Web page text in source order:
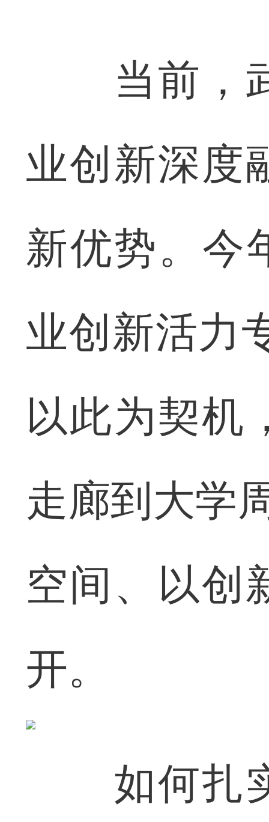
当前，武
业创新深度
新优势。今
业创新活力
以此为契机
走廊到大学
空间、以创
开。
如何扎实